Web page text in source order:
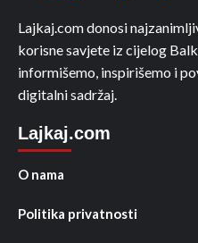
Lajkaj.com donosi
korisne savjete iz cijelog
informišemo, inspirišemo i
digitalni sadržaj.
Lajkaj.com
O nama
Politika privatnosti